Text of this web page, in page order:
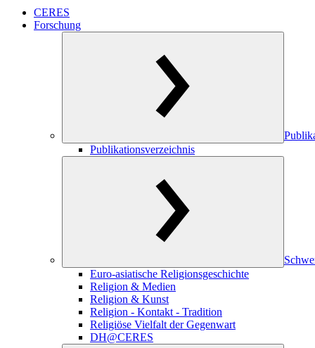
CERES
Forschung
Publikationsverzeichnis
Euro-asiatische Religionsgeschichte
Religion & Medien
Religion & Kunst
Religion - Kontakt - Tradition
Religiöse Vielfalt der Gegenwart
DH@CERES